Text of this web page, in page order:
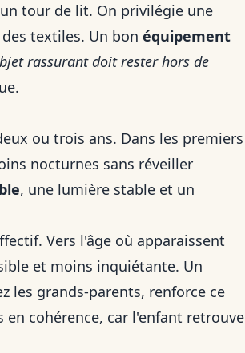
tour de lit. On privilégie une
textiles. Un bon équipement
rassurant doit rester hors de
ou trois ans. Dans les premiers
nocturnes sans réveiller
, une lumière stable et un
Vers l'âge où apparaissent
et moins inquiétante. Un
les grands-parents, renforce ce
en cohérence, car l'enfant retrouve